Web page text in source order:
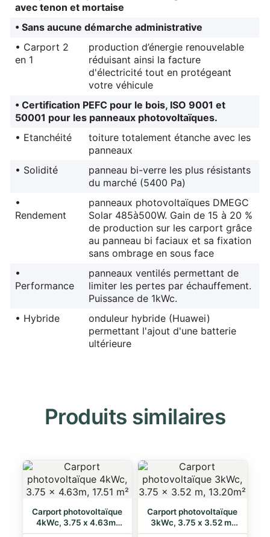
avec tenon et mortaise
• Sans aucune démarche administrative
• Carport 2
en 1
production d’énergie renouvelable
réduisant ainsi la facture
d'électricité tout en protégeant
votre véhicule
• Certification PEFC pour le bois, ISO 9001 et
50001 pour les panneaux photovoltaïques.
• Etanchéité
toiture totalement étanche avec les
panneaux
• Solidité
panneau bi-verre les plus résistants
du marché (5400 Pa)
•
Rendement
panneaux photovoltaïques DMEGC
Solar 485à500W. Gain de 15 à 20 %
de production sur les carport grâce
au panneau bi faciaux et sa fixation
sans ombrage en sous face
•
Performance
panneaux ventilés permettant de
limiter les pertes par échauffement.
Puissance de 1kWc.
• Hybride
onduleur hybride (Huawei)
permettant l'ajout d'une batterie
ultérieure
Produits similaires
Carport photovoltaïque
4kWc, 3.75 x 4.63m,
17.51 m²
Carport photovoltaïque
3kWc, 3.75 x 3.52 m,
13.20m²